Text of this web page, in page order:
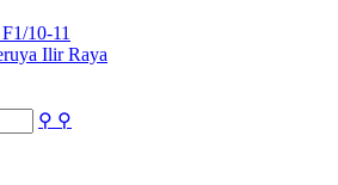
10-11
Ilir Raya
⚲ ⚲